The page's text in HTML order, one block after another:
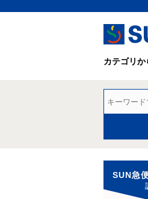
カテゴリか
SUN急